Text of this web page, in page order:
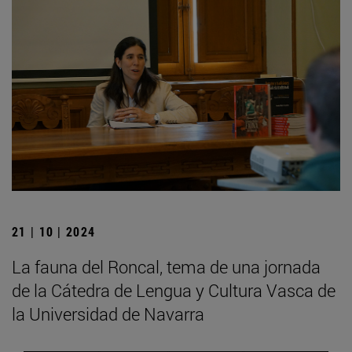
21 | 10 | 2024
La fauna del Roncal, tema de una jornada
de la Cátedra de Lengua y Cultura Vasca de
la Universidad de Navarra